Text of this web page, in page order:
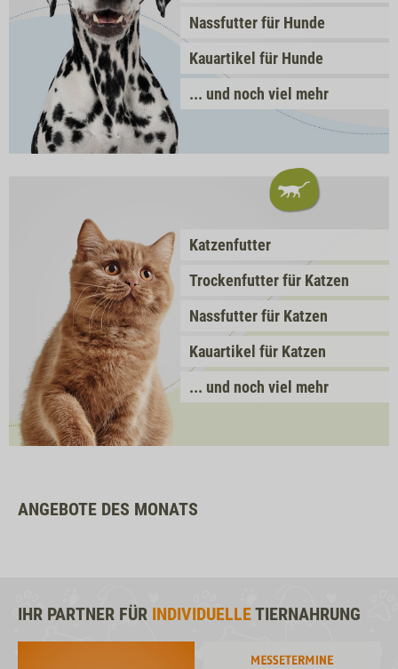
Nassfutter für Hunde
Kauartikel für Hunde
... und noch viel mehr
Katzenfutter
Trockenfutter für Katzen
Nassfutter für Katzen
Kauartikel für Katzen
... und noch viel mehr
ANGEBOTE DES MONATS
IHR PARTNER FÜR INDIVIDUELLETIERNAHRUNG